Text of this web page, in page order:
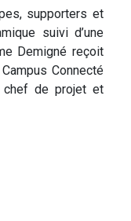
supporters et
suivi d’une
Demigné reçoit
Connecté
chef de projet et